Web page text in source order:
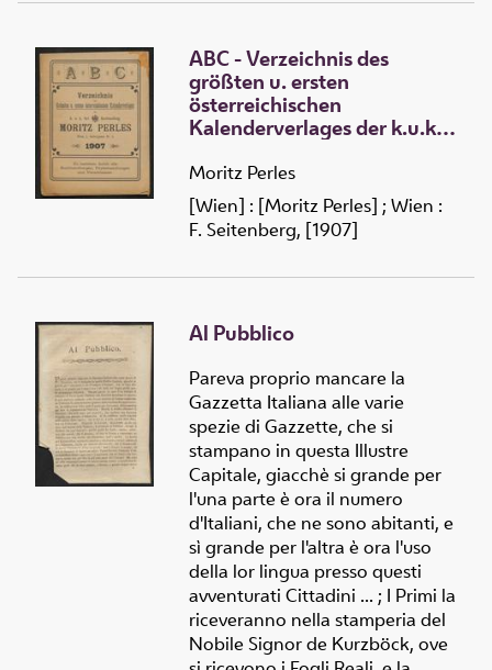
ABC - Verzeichnis des
größten u. ersten
österreichischen
Kalenderverlages der k.u.k.
Perles 1907
Moritz Perles
[Wien] : [Moritz Perles] ; Wien :
F. Seitenberg, [1907]
Al Pubblico
Pareva proprio mancare la
Gazzetta Italiana alle varie
spezie di Gazzette, che si
stampano in questa Illustre
Capitale, giacchè si grande per
l'una parte è ora il numero
d'Italiani, che ne sono abitanti, e
sì grande per l'altra è ora l'uso
della lor lingua presso questi
avventurati Cittadini ... ; I Primi la
riceveranno nella stamperia del
Nobile Signor de Kurzböck, ove